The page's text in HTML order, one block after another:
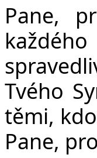
Pane,
Tvého
těmi,
Pane,